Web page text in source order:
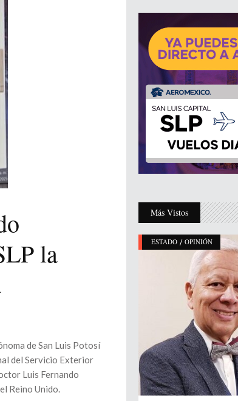
la
de San Luis Potosí
del Servicio Exterior
Luis Fernando
Reino Unido.
Más Vistos
ESTADO / OPINIÓN